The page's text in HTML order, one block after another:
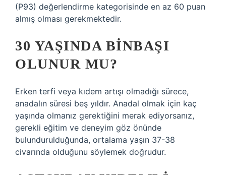
(P93) değerlendirme kategorisinde en az 60 puan
almış olması gerekmektedir.
30 YAŞINDA BINBAŞI
OLUNUR MU?
Erken terfi veya kıdem artışı olmadığı sürece,
anadalın süresi beş yıldır. Anadal olmak için kaç
yaşında olmanız gerektiğini merak ediyorsanız,
gerekli eğitim ve deneyim göz önünde
bulundurulduğunda, ortalama yaşın 37-38
civarında olduğunu söylemek doğrudur.